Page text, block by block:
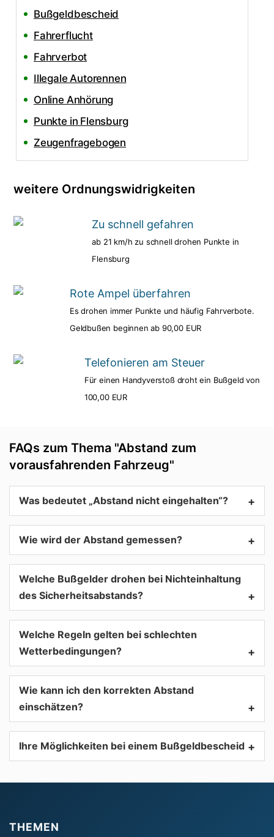
Bußgeldbescheid
Fahrerflucht
Fahrverbot
Illegale Autorennen
Online Anhörung
Punkte in Flensburg
Zeugenfragebogen
weitere Ordnungswidrigkeiten
Zu schnell gefahren
ab 21 km/h zu schnell drohen Punkte in
Flensburg
Rote Ampel überfahren
Es drohen immer Punkte und häufig Fahrverbote.
Geldbußen beginnen ab 90,00 EUR
Telefonieren am Steuer
Für einen Handyverstoß droht ein Bußgeld von
100,00 EUR
FAQs zum Thema "Abstand zum
vorausfahrenden Fahrzeug"
Was bedeutet „Abstand nicht eingehalten“? +
Wie wird der Abstand gemessen? +
Welche Bußgelder drohen bei Nichteinhaltung
des Sicherheitsabstands?
+
Welche Regeln gelten bei schlechten
Wetterbedingungen?
+
Wie kann ich den korrekten Abstand
einschätzen?
+
Ihre Möglichkeiten bei einem Bußgeldbescheid +
THEMEN